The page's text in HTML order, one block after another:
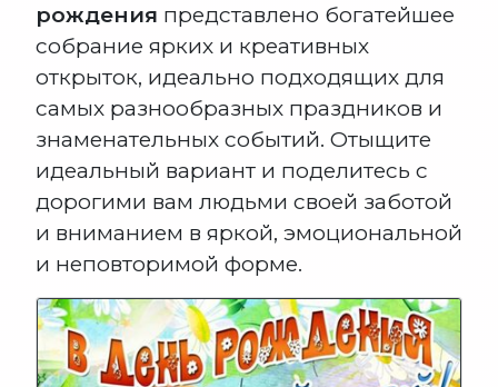
рождения представлено богатейшее
собрание ярких и креативных
открыток, идеально подходящих для
самых разнообразных праздников и
знаменательных событий. Отыщите
идеальный вариант и поделитесь с
дорогими вам людьми своей заботой
и вниманием в яркой, эмоциональной
и неповторимой форме.